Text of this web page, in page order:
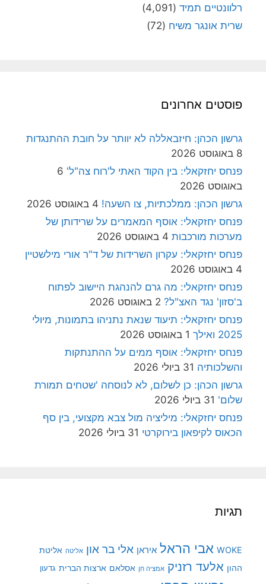
רלוונטיים תמיד (4,091)
שרית אונגר משיח (72)
פוסטים אחרונים
גרשון הכהן: חיזבאללה לא יוותר על חובת ההתנגדות
8 באוגוסט 2026
פנחס יחזקאלי: בין הקוד האתי ל'רוח צה"ל' 6
באוגוסט 2026
גרשון הכהן: ממלכתיות, צו השעה! 4 באוגוסט 2026
פנחס יחזקאלי: אוסף המאמרים על שרידותן של
מערכות מורכבות 4 באוגוסט 2026
פנחס יחזקאלי: עקרון השרידות של ד"ר אורי מילשטיין
4 באוגוסט 2026
פנחס יחזקאלי: מה גרם להנהגת היישוב לפתוח
ב'סזון' נגד האצ"ל? 2 באוגוסט 2026
פנחס יחזקאלי: תיעוד שנאת נתניהו בתמונות, מיולי
2025 ואילך
1 באוגוסט 2026
פנחס יחזקאלי: אוסף ממים על ההתנתקות
והשלכותיה 31 ביולי 2026
גרשון הכהן: כן לשלום, לא לנוסחה 'שטחים תמורת
שלום' 31 ביולי 2026
פנחס יחזקאלי: מיליציה מול צבא מקצועי, בין סף
הכאוס לקיפאון בירוקרטי 31 ביולי 2026
תגיות
WOKE אבי הראל איראן אלי בר און אליטה אליטת
ההון אלעד רזניק אמציה חן אסלאם ארצות הברית גדעון